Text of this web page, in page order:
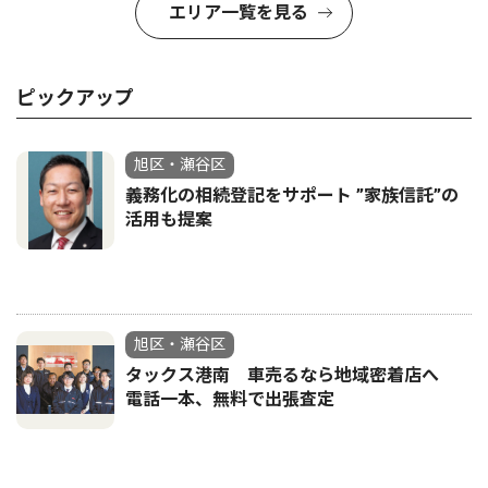
エリア一覧を見る
ピックアップ
旭区・瀬谷区
義務化の相続登記をサポート ”家族信託”の
活用も提案
旭区・瀬谷区
タックス港南 車売るなら地域密着店へ
電話一本、無料で出張査定